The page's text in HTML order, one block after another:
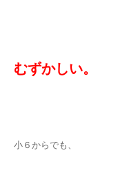
むずかしい。
小６からでも、